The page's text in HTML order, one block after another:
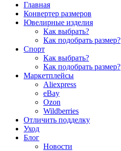
Главная
Конвертер размеров
Ювелирные изделия
Как выбрать?
Как подобрать размер?
Спорт
Как выбрать?
Как подобрать размер?
Маркетплейсы
Aliexpress
eBay
Ozon
Wildberries
Отличить подделку
Уход
Блог
Новости